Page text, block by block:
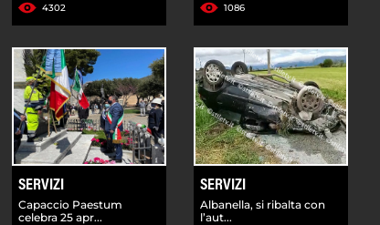
4302 1086
SERVIZI
Capaccio Paestum
celebra 25 apr...
SERVIZI
Albanella, si ribalta con
l’aut...